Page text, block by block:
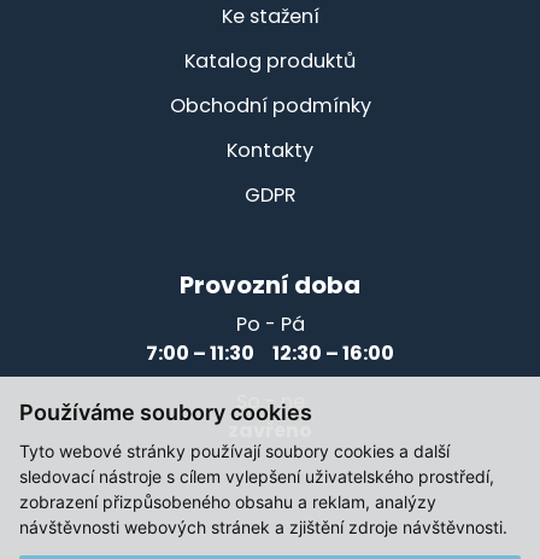
Používáme soubory cookies
Tyto webové stránky používají soubory cookies a další
sledovací nástroje s cílem vylepšení uživatelského prostředí,
zobrazení přizpůsobeného obsahu a reklam, analýzy
návštěvnosti webových stránek a zjištění zdroje návštěvnosti.
Ke stažení
Katalog produktů
Obchodní podmínky
Kontakty
GDPR
Provozní doba
Po - Pá
7:00 – 11:30 12:30 – 16:00
So - ne
zavřeno